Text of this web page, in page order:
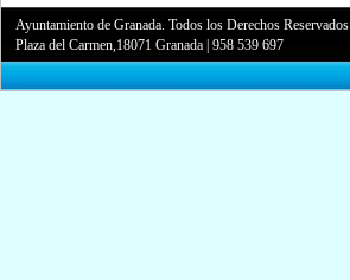
Ayuntamiento de Granada. Todos los Derechos Reservados.
Plaza del Carmen,18071 Granada |958 539 697